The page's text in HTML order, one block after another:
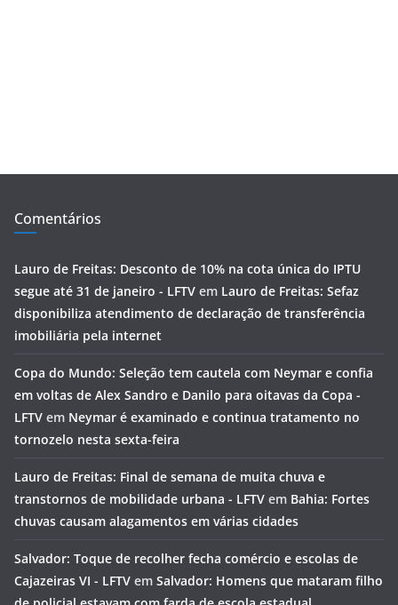
Comentários
Lauro de Freitas: Desconto de 10% na cota única do IPTU
segue até 31 de janeiro - LFTV em Lauro de Freitas: Sefaz
disponibiliza atendimento de declaração de transferência
imobiliária pela internet
Copa do Mundo: Seleção tem cautela com Neymar e confia
em voltas de Alex Sandro e Danilo para oitavas da Copa -
LFTV em Neymar é examinado e continua tratamento no
tornozelo nesta sexta-feira
Lauro de Freitas: Final de semana de muita chuva e
transtornos de mobilidade urbana - LFTV em Bahia: Fortes
chuvas causam alagamentos em várias cidades
Salvador: Toque de recolher fecha comércio e escolas de
Cajazeiras VI - LFTV em Salvador: Homens que mataram filho